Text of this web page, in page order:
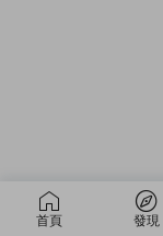
首頁 發現